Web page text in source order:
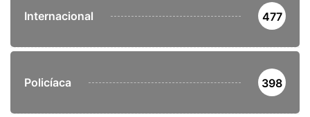
Internacional 477
Policíaca 398